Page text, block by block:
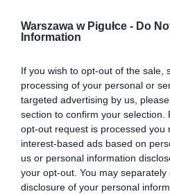
Warszawa w Pigułce - Do
Information
If you wish to opt-out of the sale,
processing of your personal or
targeted advertising by us,
section to confirm your selection.
opt-out request is processed you
interest-based ads based on
us or personal information
your opt-out. You may
disclosure of your personal